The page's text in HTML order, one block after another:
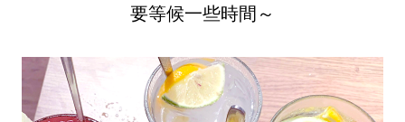
要等候一些時間～